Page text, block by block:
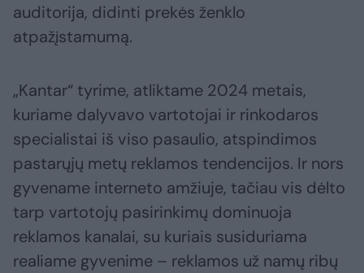
auditorija, didinti prekės ženklo
atpažįstamumą.
„Kantar“ tyrime, atliktame 2024 metais,
kuriame dalyvavo vartotojai ir rinkodaros
specialistai iš viso pasaulio, atspindimos
pastarųjų metų reklamos tendencijos. Ir nors
gyvename interneto amžiuje, tačiau vis dėlto
tarp vartotojų pasirinkimų dominuoja
reklamos kanalai, su kuriais susiduriama
realiame gyvenime – reklamos už namų ribų